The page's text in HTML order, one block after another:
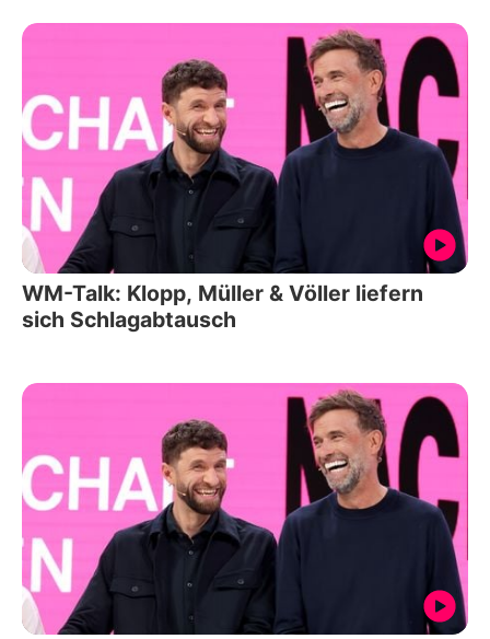
WM-Talk: Klopp, Müller & Völler liefern
sich Schlagabtausch